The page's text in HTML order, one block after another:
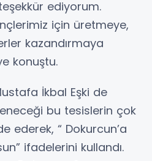
ediyorum.
için üretmeye,
kazandırmaya
konuştu.
İkbal Eşki de
bu tesislerin çok
ederek, “ Dokurcun’a
ifadelerini kullandı.